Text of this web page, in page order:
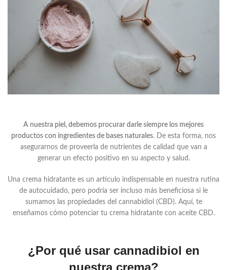
A nuestra piel, debemos procurar darle siempre los mejores
productos con ingredientes de bases naturales. De esta forma, nos
asegurarnos de proveerla de nutrientes de calidad que van a
generar un efecto positivo en su aspecto y salud.
Una crema hidratante es un artículo indispensable en nuestra rutina
de autocuidado, pero podría ser incluso más beneficiosa si le
sumamos las propiedades del cannabidiol (CBD). Aquí, te
enseñamos cómo potenciar tu crema hidratante con aceite CBD.
¿Por qué usar cannadibiol en